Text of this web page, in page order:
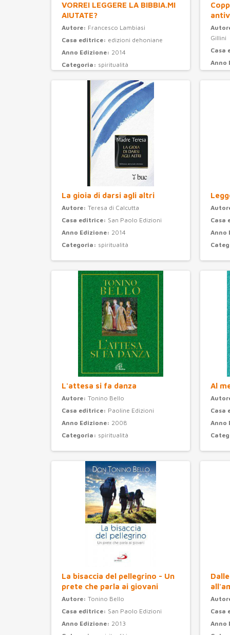
VORREI LEGGERE LA BIBBIA.MI
AIUTATE?
Autore: Francesco Lambiasi
Casa editrice: edizioni dehoniane
Anno Edizione: 2014
Categoria: spiritualità
Gillini
Casa
Anno
La gioia di darsi agli altri
Autore: Teresa di Calcutta
Casa editrice: San Paolo Edizioni
Anno Edizione: 2014
Categoria: spiritualità
Casa
Anno
L'attesa si fa danza
Autore: Tonino Bello
Casa editrice: Paoline Edizioni
Anno Edizione: 2008
Categoria: spiritualità
Al
Casa
Anno
La bisaccia del pellegrino - Un
prete che parla ai giovani
Autore: Tonino Bello
Casa editrice: San Paolo Edizioni
Anno Edizione: 2013
Casa
Anno